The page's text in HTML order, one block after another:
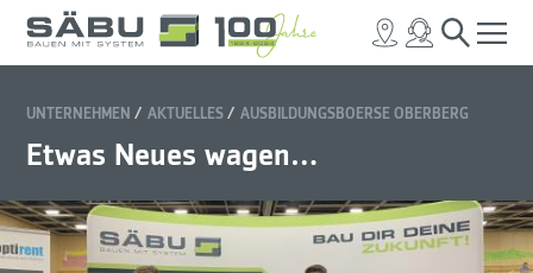
UNTERNEHMEN AKTUELLES AUSBILDUNGSBOERSE OBERBERG
Etwas Neues wagen…